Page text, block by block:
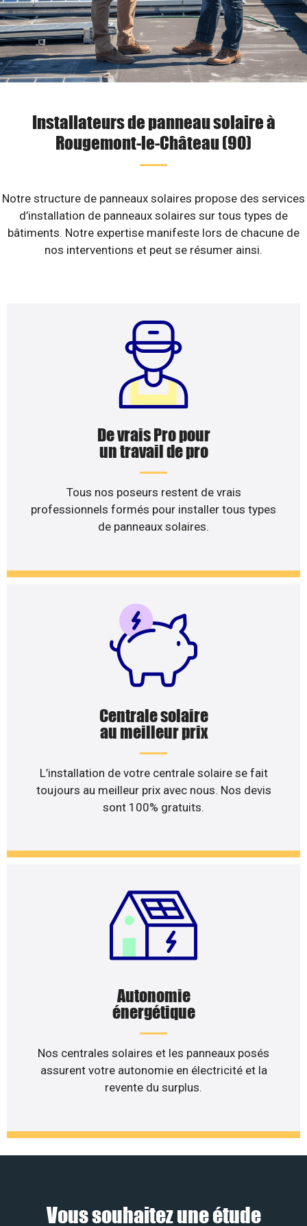
Installateurs de panneau solaire à
Rougemont-le-Château (90)
Notre structure de panneaux solaires propose des services
d’installation de panneaux solaires sur tous types de
bâtiments. Notre expertise manifeste lors de chacune de
nos interventions et peut se résumer ainsi.
De vrais Pro pour
un travail de pro
Tous nos poseurs restent de vrais
professionnels formés pour installer tous types
de panneaux solaires.
Centrale solaire
au meilleur prix
L’installation de votre centrale solaire se fait
toujours au meilleur prix avec nous. Nos devis
sont 100% gratuits.
Autonomie
énergétique
Nos centrales solaires et les panneaux posés
assurent votre autonomie en électricité et la
revente du surplus.
Vous souhaitez une étude